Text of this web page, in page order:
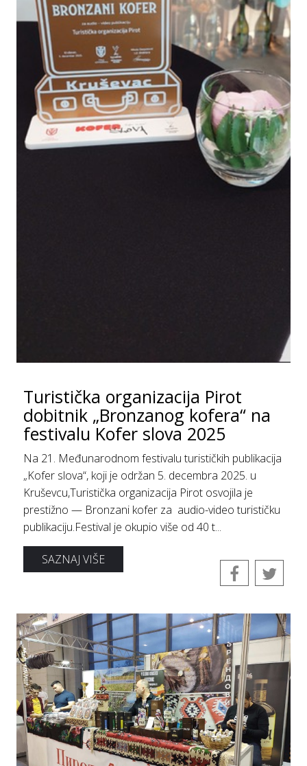
Turistička organizacija Pirot
dobitnik „Bronzanog kofera“ na
festivalu Kofer slova 2025
Na 21. Međunarodnom festivalu turističkih publikacija
„Kofer slova“, koji je održan 5. decembra 2025. u
Kruševcu,Turistička organizacija Pirot osvojila je
prestižno — Bronzani kofer za audio-video turističku
publikaciju.Festival je okupio više od 40 t...
SAZNAJ VIŠE